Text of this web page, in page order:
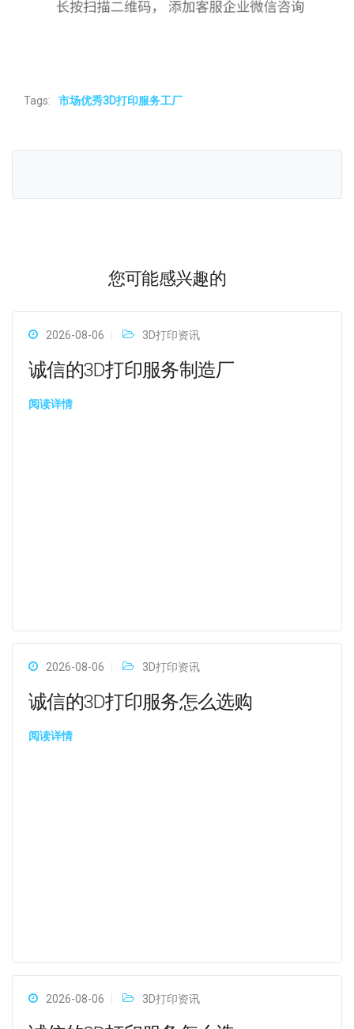
Tags: 市场优秀3D打印服务工厂
您可能感兴趣的
2026-08-06 3D打印资讯
诚信的3D打印服务制造厂
阅读详情
2026-08-06 3D打印资讯
诚信的3D打印服务怎么选购
阅读详情
2026-08-06 3D打印资讯